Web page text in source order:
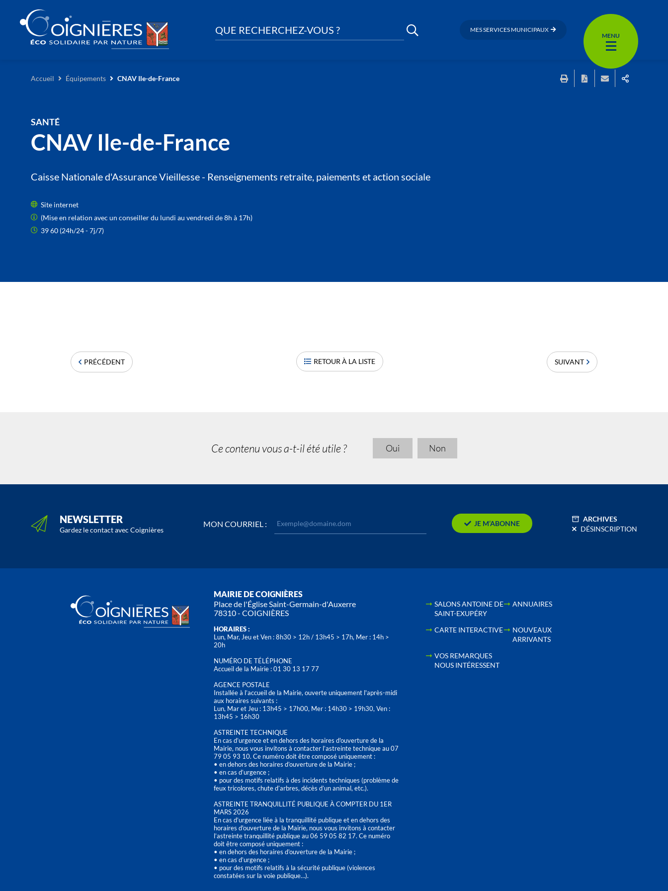
QUE RECHERCHEZ-VOUS ? MES SERVICES MUNICIPAUX
MENU
Accueil Équipements CNAV Ile-de-France
SANTÉ
CNAV Ile-de-France
Caisse Nationale d'Assurance Vieillesse - Renseignements retraite, paiements et action sociale
Site internet
(Mise en relation avec un conseiller du lundi au vendredi de 8h à 17h)
39 60 (24h/24 - 7j/7)
PRÉCÉDENT RETOUR À LA LISTE SUIVANT
Ce contenu vous a-t-il été utile ? Oui Non
NEWSLETTER
Gardez le contact avec Coignières
MON COURRIEL : JE M’ABONNE
ARCHIVES
DÉSINSCRIPTION
MAIRIE DE COIGNIÈRES
Place de l'Église Saint-Germain-d'Auxerre
78310 - COIGNIÈRES
HORAIRES :
Lun, Mar, Jeu et Ven : 8h30 > 12h / 13h45 > 17h, Mer : 14h >
20h
NUMÉRO DE TÉLÉPHONE
Accueil de la Mairie : 01 30 13 17 77
AGENCE POSTALE
Installée à l’accueil de la Mairie, ouverte uniquement l'après-midi
aux horaires suivants :
Lun, Mar et Jeu : 13h45 > 17h00, Mer : 14h30 > 19h30, Ven :
13h45 > 16h30
ASTREINTE TECHNIQUE
En cas d’urgence et en dehors des horaires d'ouverture de la
Mairie, nous vous invitons à contacter l’astreinte technique au 07
79 05 93 10. Ce numéro doit être composé uniquement :
• en dehors des horaires d’ouverture de la Mairie ;
• en cas d’urgence ;
• pour des motifs relatifs à des incidents techniques (problème de
feux tricolores, chute d’arbres, décès d’un animal, etc.).
ASTREINTE TRANQUILLITÉ PUBLIQUE À COMPTER DU 1ER
MARS 2026
En cas d’urgence liée à la tranquillité publique et en dehors des
horaires d'ouverture de la Mairie, nous vous invitons à contacter
l’astreinte tranquillité publique au 06 59 05 82 17. Ce numéro
doit être composé uniquement :
• en dehors des horaires d’ouverture de la Mairie ;
• en cas d’urgence ;
• pour des motifs relatifs à la sécurité publique (violences
constatées sur la voie publique…).
SALONS ANTOINE DE
SAINT-EXUPÉRY
ANNUAIRES
CARTE INTERACTIVE
NOUVEAUX
ARRIVANTS
VOS REMARQUES
NOUS INTÉRESSENT